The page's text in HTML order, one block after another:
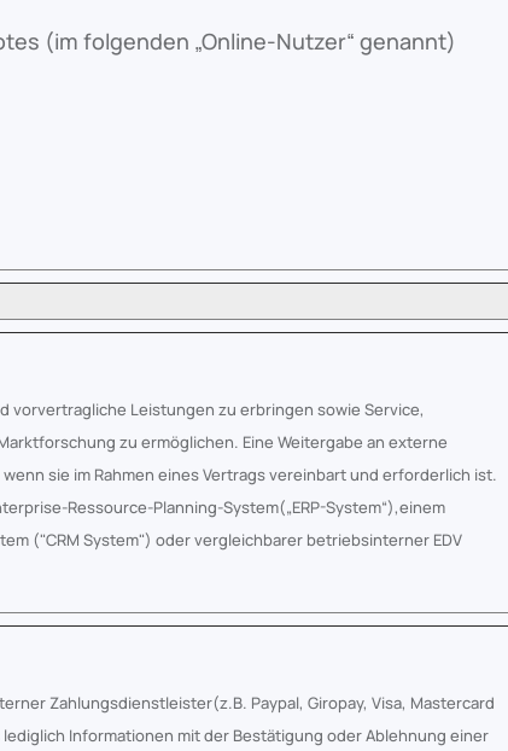
(im folgenden „Online-Nutzer“ genannt)
vorvertragliche Leistungen zu erbringen sowie Service,
zu ermöglichen. Eine Weitergabe an externe
sie im Rahmen eines Vertrags vereinbart und erforderlich ist.
Ressource-Planning-System(„ERP-System“),einem
("CRM System") oder vergleichbarer betriebsinterner EDV
Zahlungsdienstleister(z.B. Paypal, Giropay, Visa, Mastercard
Informationen mit der Bestätigung oder Ablehnung einer